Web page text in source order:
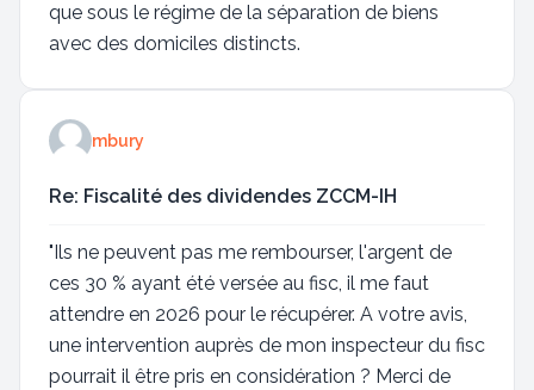
que sous le régime de la séparation de biens
avec des domiciles distincts.
mbury
Re: Fiscalité des dividendes ZCCM-IH
"Ils ne peuvent pas me rembourser, l'argent de
ces 30 % ayant été versée au fisc, il me faut
attendre en 2026 pour le récupérer. A votre avis,
une intervention auprès de mon inspecteur du fisc
pourrait il être pris en considération ? Merci de